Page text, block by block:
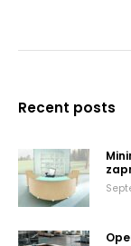
Recent posts